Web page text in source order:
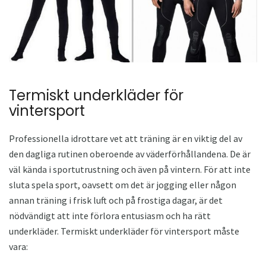
Termiskt underkläder för
vintersport
Professionella idrottare vet att träning är en viktig del av
den dagliga rutinen oberoende av väderförhållandena. De är
väl kända i sportutrustning och även på vintern. För att inte
sluta spela sport, oavsett om det är jogging eller någon
annan träning i frisk luft och på frostiga dagar, är det
nödvändigt att inte förlora entusiasm och ha rätt
underkläder. Termiskt underkläder för vintersport måste
vara: